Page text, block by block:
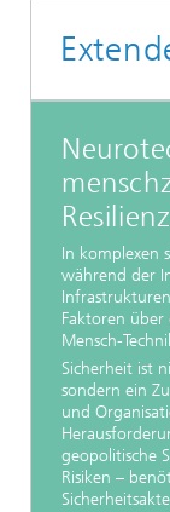
Resilienz
In komplexen
während der
Faktoren über
Mensch-
Sicherheit ist
sondern ein
und
geopolitische
Risiken –